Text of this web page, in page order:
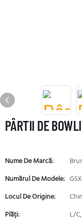
PÂRTII DE
Nume De Marcă:
Numărul De Modele: GSX
Locul De Origine:
Plăți:
L/